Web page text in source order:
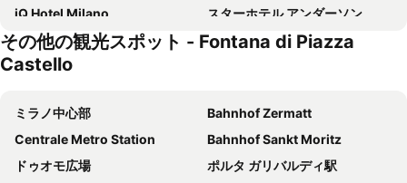
iQ Hotel Milano
スターホテル アンダーソン
Hotel Metropoli
ibis Milano Centro
イデア ホテル ミラノ サン シーロ
Joy 124 Hotel Milano
Hd8 Hotel Milano
NYX Milan
Brunelleschi Hotel
43 Station Hotel
Just Hotel Milano
その他の観光スポット - Fontana di Piazza
Castello
ミラノ中心部
Bahnhof Zermatt
Centrale Metro Station
Bahnhof Sankt Moritz
ドゥオモ広場
ポルタ ガリバルディ駅